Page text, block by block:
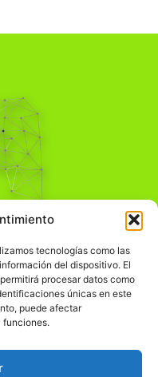
tecnologías como las
del dispositivo. El
procesar datos como
únicas en este
puede afectar
funciones.
transformarlo.